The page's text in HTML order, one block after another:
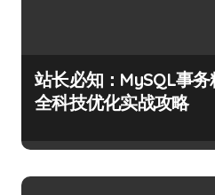
站长必知：MySQL事
全科技优化实战攻略